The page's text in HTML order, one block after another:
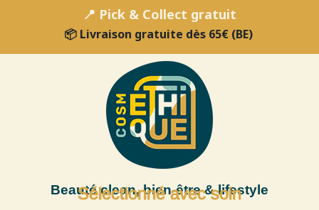
📍 Pick & Collect gratuit
📦 Livraison gratuite dès 65€ (BE)
Beauté clean, bien-être & lifestyle
Sélectionné avec soin